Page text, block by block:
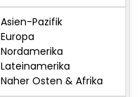
Asien-Pazifik
Europa
Nordamerika
Lateinamerika
Naher Osten & Afrika